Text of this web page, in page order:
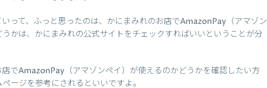
って、ふっと思ったのは、かにまみれのお店でAmazonPay（アマゾン
かは、かにまみれの公式サイトをチェックすればいいということが分
でAmazonPay（アマゾンペイ）が使えるのかどうかを確認したい方
ージを参考にされるといいですよ。